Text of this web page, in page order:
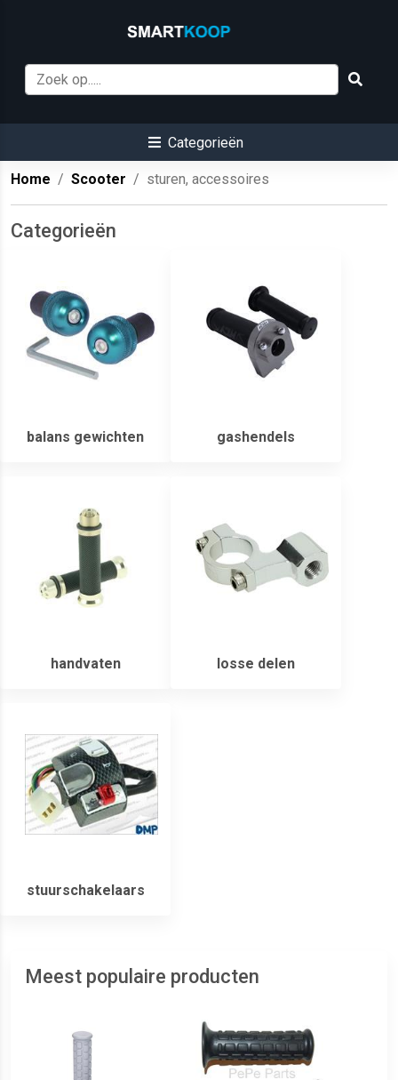
Categorieën
Home Scooter sturen, accessoires
Categorieën
balans gewichten gashendels
handvaten losse delen
stuurschakelaars
Meest populaire producten